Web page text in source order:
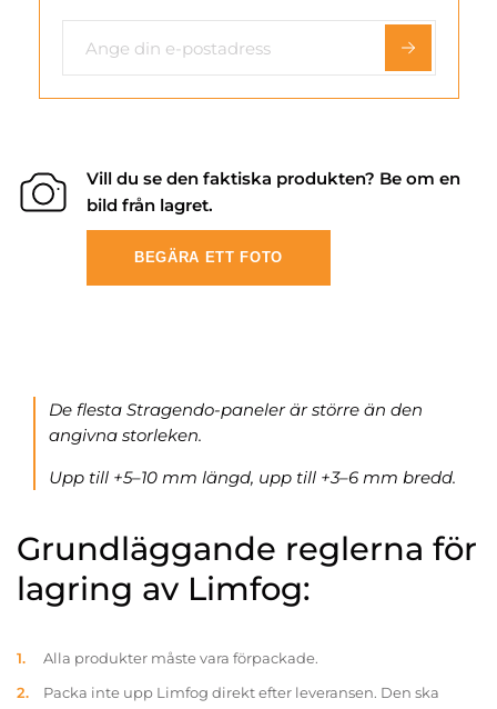
Vill du se den faktiska produkten? Be om en
bild från lagret.
BEGÄRA ETT FOTO
De flesta Stragendo-paneler är större än den
angivna storleken.
Upp till +5–10 mm längd, upp till +3–6 mm bredd.
Grundläggande reglerna för
lagring av Limfog:
Alla produkter måste vara förpackade.
Packa inte upp Limfog direkt efter leveransen. Den ska